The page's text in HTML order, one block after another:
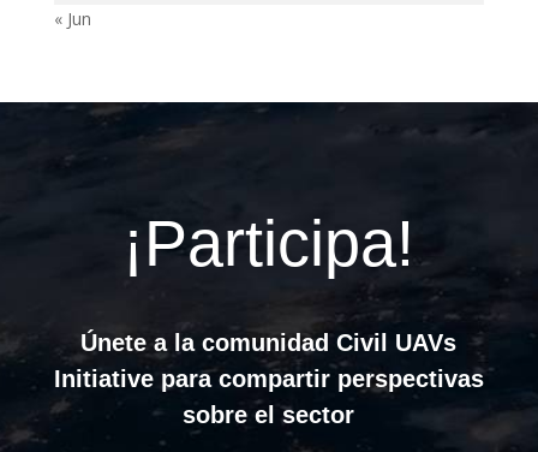
« Jun
¡Participa!
Únete a la comunidad Civil UAVs
Initiative para compartir perspectivas
sobre el sector